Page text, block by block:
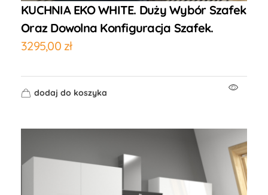
KUCHNIA EKO WHITE. Duży Wybór Szafek
Oraz Dowolna Konfiguracja Szafek.
3295,00 zł
dodaj do koszyka